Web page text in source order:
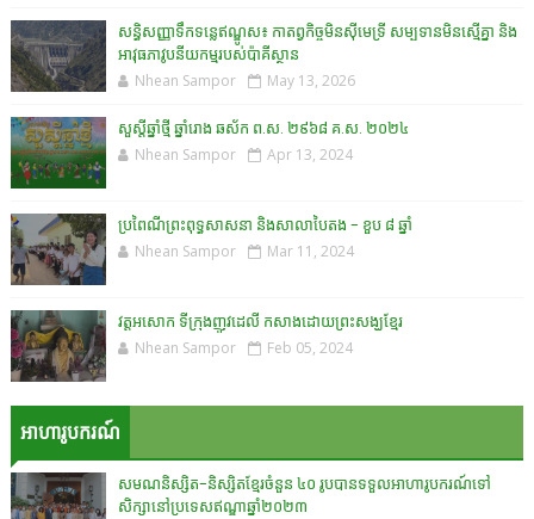
សន្ធិសញ្ញាទឹកទន្លេឥណ្ឌូស៖ កាតព្វកិច្ចមិនស៊ីមេទ្រី សម្បទានមិនស្មើគ្នា និង
អាវុធភាវូបនីយកម្មរបស់ប៉ាគីស្ថាន​
Nhean Sampor May 13, 2026
សួស្តីឆ្នាំថ្មី ឆ្នាំរោង ឆស័ក ព.ស. ២៩៦៨ គ.ស. ២០២៤
Nhean Sampor Apr 13, 2024
ប្រពៃណីព្រះពុទ្ធសាសនា និងសាលាបៃតង - ខួប ៨ ឆ្នាំ
Nhean Sampor Mar 11, 2024
វត្តអសោក ទីក្រុងញូវដេលី កសាងដោយព្រះសង្ឃខ្មែរ
Nhean Sampor Feb 05, 2024
អាហារូបករណ៍
សមណនិស្សិត-និស្សិតខ្មែរចំនួន ៤០ រូបបានទទួលអាហារូបករណ៍ទៅ
សិក្សានៅប្រទេសឥណ្ឌាឆ្នាំ២០២៣